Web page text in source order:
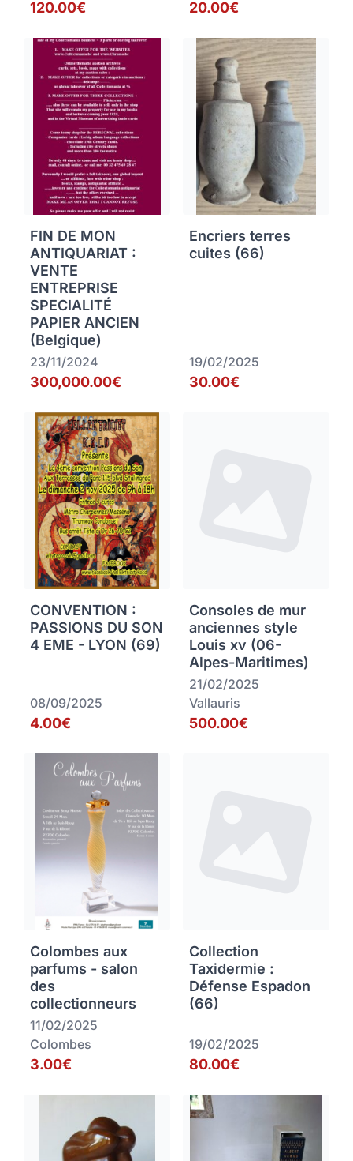
120.00€ 20.00€
FIN DE MON
ANTIQUARIAT :
VENTE
ENTREPRISE
SPECIALITÉ
PAPIER ANCIEN
(Belgique)
23/11/2024
300,000.00€
Encriers terres
cuites (66)
19/02/2025
30.00€
CONVENTION :
PASSIONS DU SON
4 EME - LYON (69)
08/09/2025
4.00€
Consoles de mur
anciennes style
Louis xv (06-
Alpes-Maritimes)
21/02/2025
Vallauris
500.00€
Colombes aux
parfums - salon
des
collectionneurs
11/02/2025
Colombes
3.00€
Collection
Taxidermie :
Défense Espadon
(66)
19/02/2025
80.00€